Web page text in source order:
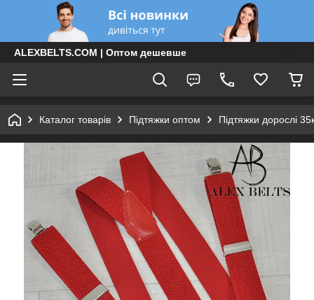
ALEXBELTS.COM | Оптом дешевше
Каталог товарів Підтяжки оптом Підтяжки дорослі